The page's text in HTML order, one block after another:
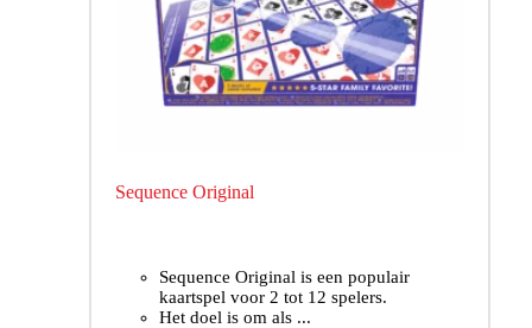
Sequence Original
Sequence Original is een populair
kaartspel voor 2 tot 12 spelers.
Het doel is om als ...